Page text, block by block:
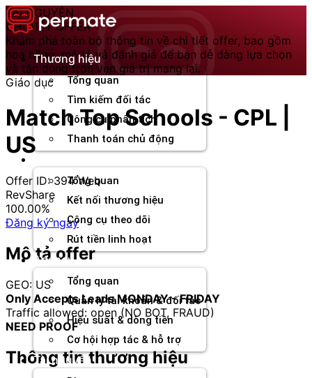
Chuyển
đến
nội
dungThương hiệu
Tổng quan
Tìm kiếm đối tác
Công cụ phân tích
Thanh toán chủ động
Tổng quan
Kết nối thương hiệu
Công cụ theo dõi
Rút tiền linh hoạt
Agency
Tổng quan
Quản lý tài khoản & đối tác
Hiệu suất & dòng tiền
Cơ hội hợp tác & hỗ trợ
Tài nguyên
TÀI NGUYÊN
CHI TIẾT OFFER
Khám phá toàn bộ thông tin về chi tiết offer, bao gồm
hoa hồng, mô tả và đánh giá để bạn dễ dàng lựa chọn
và tận dụng trọn vẹn giá trị mang lại.
Giáo dục
Match Top Schools - CPL |
US
Offer ID: 394 Web
RevShare
100.00%
Đăng ký ngay
Mô tả offer
GEO: US
Only Accepts Leads MONDAY - FRIDAY
Traffic allowed: open (NO BOT, FRAUD)
NEED PROOF
Thông tin thương hiệu